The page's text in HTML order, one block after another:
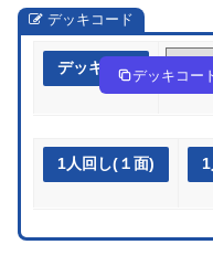
デッキコード
デッキ作成デッキコー
1人回し(１面)